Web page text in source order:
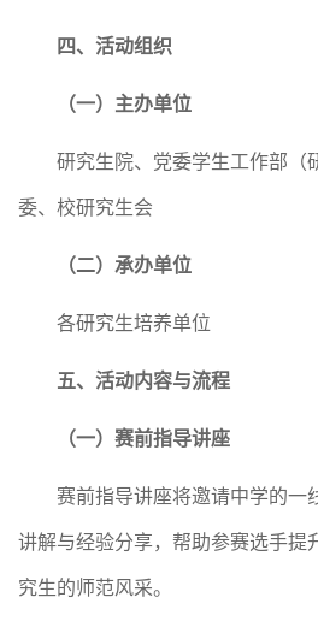
四、活动组织
（一）主办单位
研究生院、 党委学生工作部（
委、校研究生会
（二）承办单位
各研究生培养单位
五、活动内容与流程
（一）赛前指导讲座
赛前指导讲座将邀请中学的一
讲解与经验分享，帮助参赛选手提
究生的师范风采。